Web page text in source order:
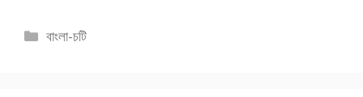
Categories
বাংলা-চটি